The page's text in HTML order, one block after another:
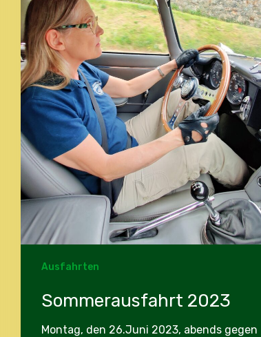
Ausfahrten
Sommerausfahrt 2023
Montag, den 26.Juni 2023, abends gegen